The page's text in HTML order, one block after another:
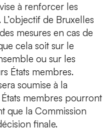
à renforcer les
de Bruxelles
mesures en cas de
cela soit sur le
ou sur les
États membres.
soumise à la
membres pourront
que la Commission
finale.